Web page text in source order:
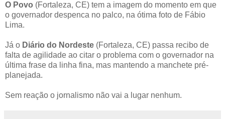
O Povo (Fortaleza, CE) tem a imagem do momento em que
o governador despenca no palco, na ótima foto de Fábio
Lima.
Já o Diário do Nordeste (Fortaleza, CE) passa recibo de
falta de agilidade ao citar o problema com o governador na
última frase da linha fina, mas mantendo a manchete pré-
planejada.
Sem reação o jornalismo não vai a lugar nenhum.